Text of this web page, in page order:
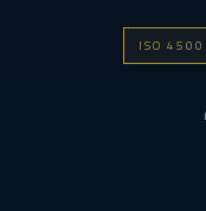
ISO